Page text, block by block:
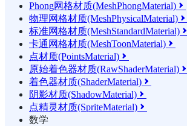
Phong网格材质(MeshPhongMaterial) 
物理网格材质(MeshPhysicalMaterial) 
标准网格材质(MeshStandardMaterial) 
卡通网格材质(MeshToonMaterial) 
点材质(PointsMaterial) 
原始着色器材质(RawShaderMaterial) 
着色器材质(ShaderMaterial) 
阴影材质(ShadowMaterial) 
点精灵材质(SpriteMaterial) 
数学